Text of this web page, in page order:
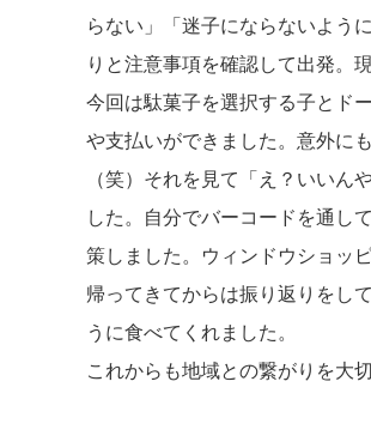
らない」「迷子にならないよう
りと注意事項を確認して出発。
今回は駄菓子を選択する子とド
や支払いができました。意外に
（笑）それを見て「え？いい
した。自分でバーコードを通し
策しました。ウィンドウショッ
帰ってきてからは振り返りをし
うに食べてくれました。
これからも地域との繋がりを大